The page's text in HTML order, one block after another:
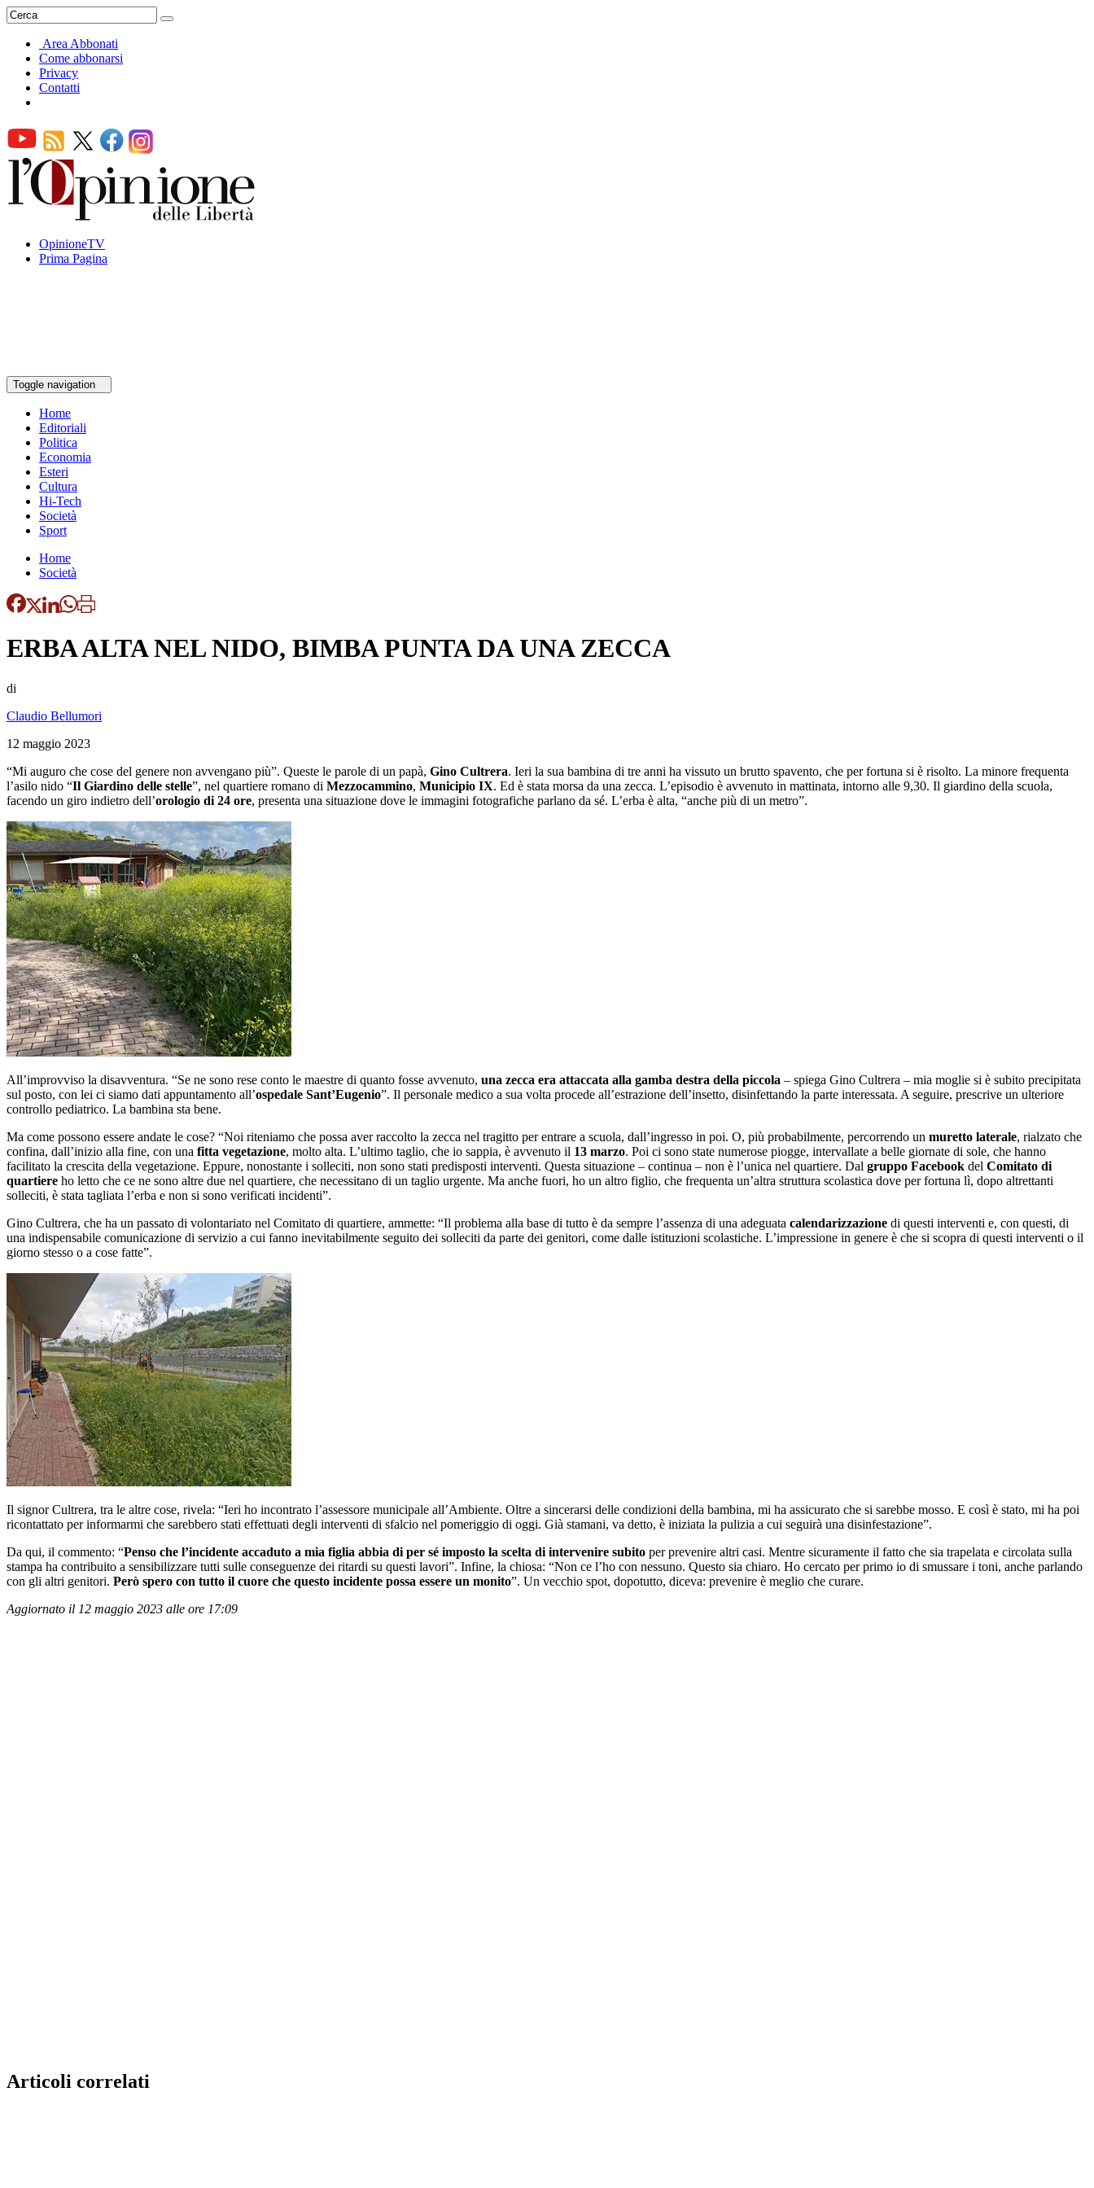
Area Abbonati
Come abbonarsi
Privacy
Contatti
OpinioneTV
Prima Pagina
Toggle navigation
Home
Editoriali
Politica
Economia
Esteri
Cultura
Hi-Tech
Società
Sport
Home
Società
ERBA ALTA NEL NIDO, BIMBA PUNTA DA UNA ZECCA
di
Claudio Bellumori
12 maggio 2023
“Mi auguro che cose del genere non avvengano più”. Queste le parole di un papà, Gino Cultrera. Ieri la sua bambina di tre anni ha vissuto un brutto spavento, che per fortuna si è risolto. La minore frequenta
l’asilo nido “Il Giardino delle stelle”, nel quartiere romano di Mezzocammino, Municipio IX. Ed è stata morsa da una zecca. L’episodio è avvenuto in mattinata, intorno alle 9,30. Il giardino della scuola,
facendo un giro indietro dell’orologio di 24 ore, presenta una situazione dove le immagini fotografiche parlano da sé. L’erba è alta, “anche più di un metro”.
All’improvviso la disavventura. “Se ne sono rese conto le maestre di quanto fosse avvenuto, una zecca era attaccata alla gamba destra della piccola – spiega Gino Cultrera – mia moglie si è subito precipitata
sul posto, con lei ci siamo dati appuntamento all’ospedale Sant’Eugenio”. Il personale medico a sua volta procede all’estrazione dell’insetto, disinfettando la parte interessata. A seguire, prescrive un ulteriore
controllo pediatrico. La bambina sta bene.
Ma come possono essere andate le cose? “Noi riteniamo che possa aver raccolto la zecca nel tragitto per entrare a scuola, dall’ingresso in poi. O, più probabilmente, percorrendo un muretto laterale, rialzato che
confina, dall’inizio alla fine, con una fitta vegetazione, molto alta. L’ultimo taglio, che io sappia, è avvenuto il 13 marzo. Poi ci sono state numerose piogge, intervallate a belle giornate di sole, che hanno
facilitato la crescita della vegetazione. Eppure, nonostante i solleciti, non sono stati predisposti interventi. Questa situazione – continua – non è l’unica nel quartiere. Dal gruppo Facebook del Comitato di
quartiere ho letto che ce ne sono altre due nel quartiere, che necessitano di un taglio urgente. Ma anche fuori, ho un altro figlio, che frequenta un’altra struttura scolastica dove per fortuna lì, dopo altrettanti
solleciti, è stata tagliata l’erba e non si sono verificati incidenti”.
Gino Cultrera, che ha un passato di volontariato nel Comitato di quartiere, ammette: “Il problema alla base di tutto è da sempre l’assenza di una adeguata calendarizzazione di questi interventi e, con questi, di
una indispensabile comunicazione di servizio a cui fanno inevitabilmente seguito dei solleciti da parte dei genitori, come dalle istituzioni scolastiche. L’impressione in genere è che si scopra di questi interventi o il
giorno stesso o a cose fatte”.
Il signor Cultrera, tra le altre cose, rivela: “Ieri ho incontrato l’assessore municipale all’Ambiente. Oltre a sincerarsi delle condizioni della bambina, mi ha assicurato che si sarebbe mosso. E così è stato, mi ha poi
ricontattato per informarmi che sarebbero stati effettuati degli interventi di sfalcio nel pomeriggio di oggi. Già stamani, va detto, è iniziata la pulizia a cui seguirà una disinfestazione”.
Da qui, il commento: “Penso che l’incidente accaduto a mia figlia abbia di per sé imposto la scelta di intervenire subito per prevenire altri casi. Mentre sicuramente il fatto che sia trapelata e circolata sulla
stampa ha contribuito a sensibilizzare tutti sulle conseguenze dei ritardi su questi lavori”. Infine, la chiosa: “Non ce l’ho con nessuno. Questo sia chiaro. Ho cercato per primo io di smussare i toni, anche parlando
con gli altri genitori. Però spero con tutto il cuore che questo incidente possa essere un monito”. Un vecchio spot, dopotutto, diceva: prevenire è meglio che curare.
Aggiornato il 12 maggio 2023 alle ore 17:09
Articoli correlati